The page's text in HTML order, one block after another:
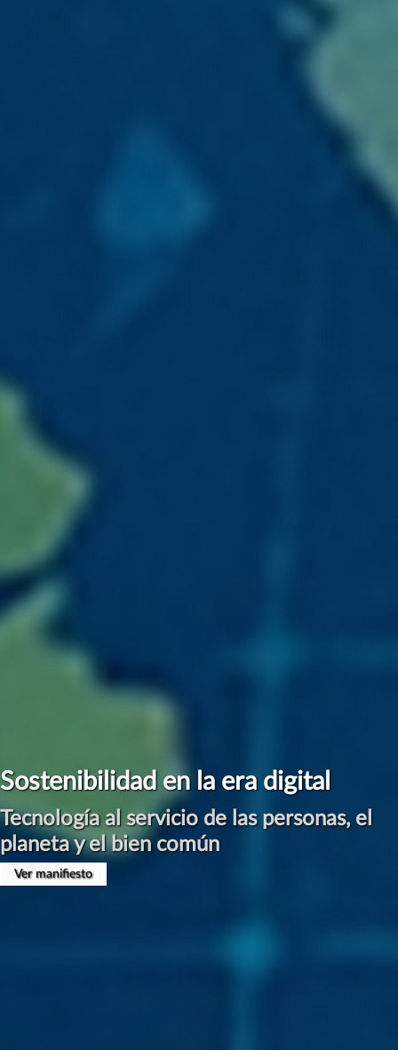
Sostenibilidad en la era digital
Tecnología al servicio de las personas, el
planeta y el bien común
Ver manifiesto